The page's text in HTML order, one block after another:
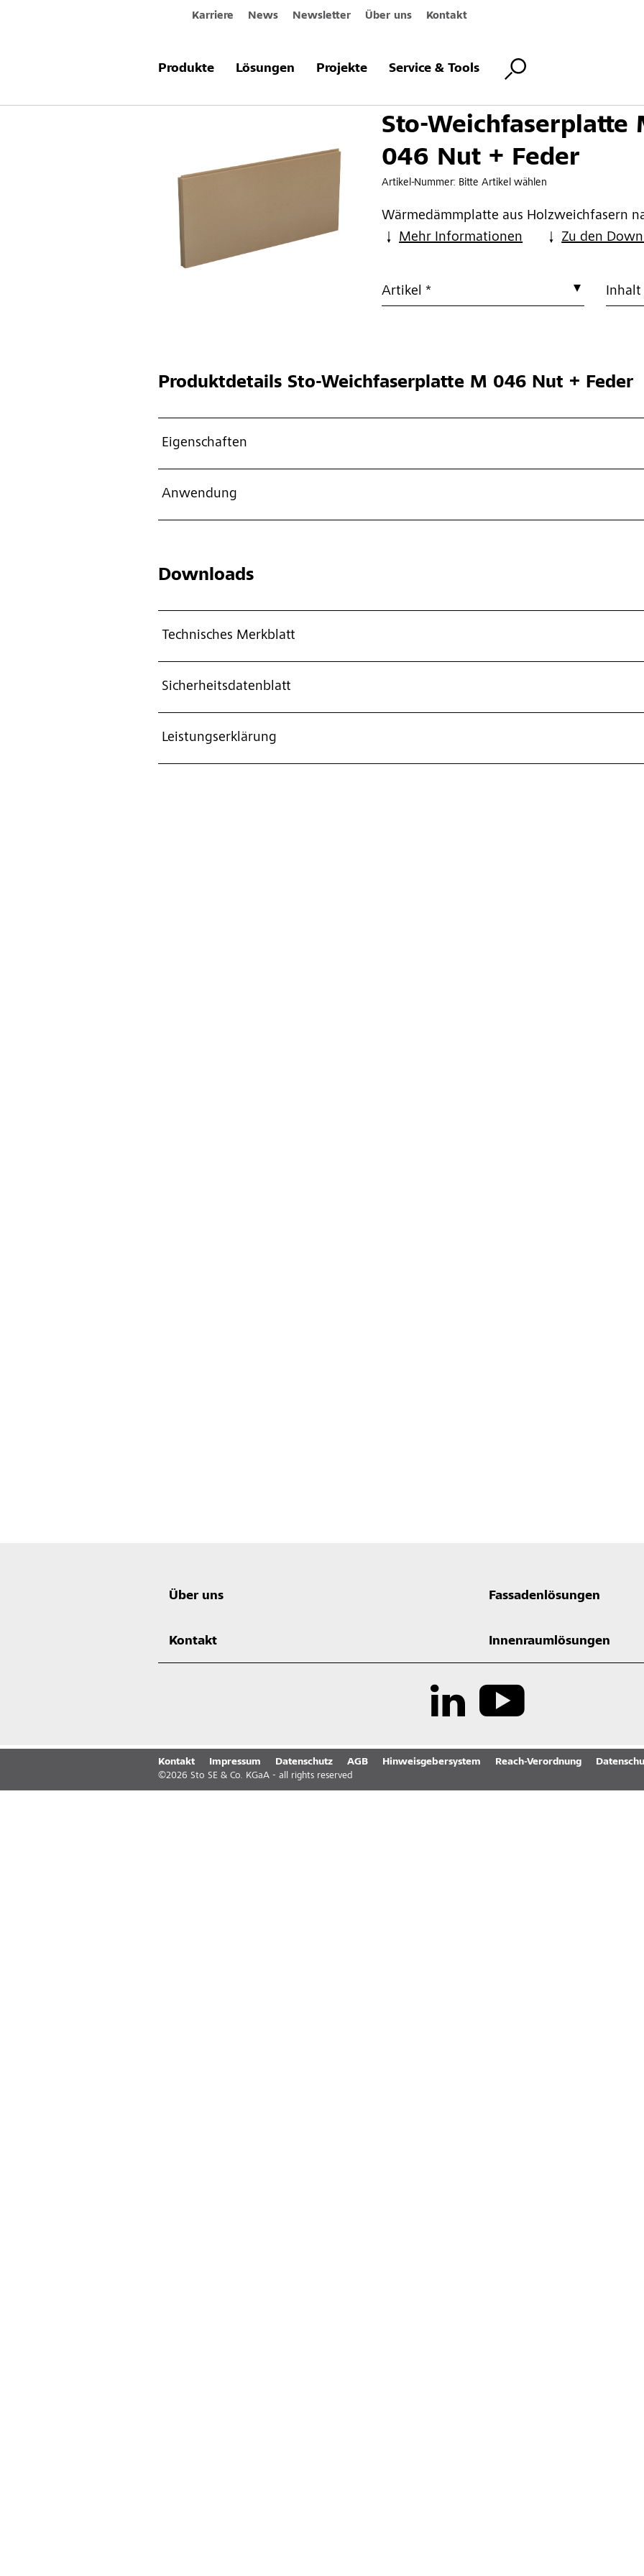
Karriere News Newsletter Über uns Kontakt
Produkte Lösungen Projekte Service & Tools
Produkte & Systeme Sto-Weichfaserplatte M 046 Nut + Feder
Sto-Weichfaserplatte
046 Nut + Feder
Artikel-Nummer: Bitte Artikel wählen
Wärmedämmplatte aus Holzweichfasern
Mehr Informationen
Zu den
Artikel * Inhalt
ProduktdetailsSto-Weichfaserplatte M 046 Nut + Feder
Eigenschaften
Anwendung
Downloads
Technisches Merkblatt
Sicherheitsdatenblatt
Leistungserklärung
Über uns Fassadenlösungen
Kontakt Innenraumlösungen
Kontakt Impressum Datenschutz AGB Hinweisgebersystem Reach-Verordnung
©2026 Sto SE & Co. KGaA - all rights reserved